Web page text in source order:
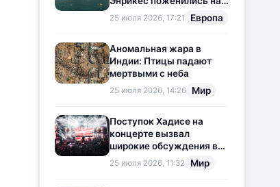
Коста-Браве
25 июля 2026, 17:21 Европа
Аномальная жара в
Индии: Птицы падают
мертвыми с неба
25 июля 2026, 14:26 Мир
Поступок Хадисе на
концерте вызвал
широкие обсуждения в
социальных сетях
25 июля 2026, 11:32 Мир